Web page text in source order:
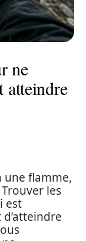
ne
atteindre
une flamme,
les
est
d’atteindre